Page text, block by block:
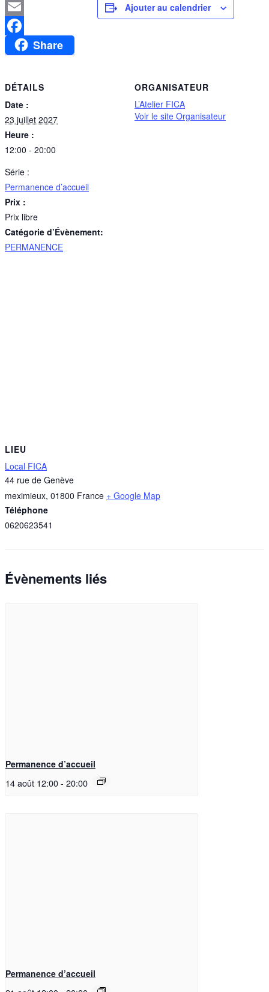
Email
FacebookShare
Ajouter au calendrier
DÉTAILS
Date :
23 juillet 2027
Heure :
12:00 - 20:00
Série :
Permanence d’accueil
Prix :
Prix libre
Catégorie d’Évènement:
PERMANENCE
ORGANISATEUR
L’Atelier FICA
Voir le site Organisateur
LIEU
Local FICA
44 rue de Genève
meximieux, 01800 France + Google Map
Téléphone
0620623541
Évènements liés
Permanence d’accueil
14 août 12:00- 20:00
Permanence d’accueil